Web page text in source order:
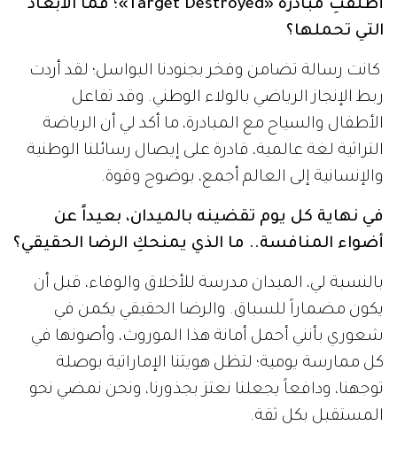
أطلقتِ مبادرة «Target Destroyed»؛ فما الأبعاد
التي تحملها؟
كانت رسالة تضامن وفخر بجنودنا البواسل؛ لقد أردت
ربط الإنجاز الرياضي بالولاء الوطني. وقد تفاعل
الأطفال والسياح مع المبادرة، ما أكد لي أن الرياضة
التراثية لغة عالمية، قادرة على إيصال رسائلنا الوطنية
والإنسانية إلى العالم أجمع، بوضوح وقوة.
في نهاية كل يوم تقضينه بالميدان، بعيداً عن
أضواء المنافسة.. ما الذي يمنحكِ الرضا الحقيقي؟
بالنسبة لي، الميدان مدرسة للأخلاق والوفاء، قبل أن
يكون مضماراً للسباق. والرضا الحقيقي يكمن في
شعوري بأنني أحمل أمانة هذا الموروث، وأصونها في
كل ممارسة يومية؛ لتظل هويتنا الإماراتية بوصلة
توجهنا، ودافعاً يجعلنا نعتز بجذورنا، ونحن نمضي نحو
المستقبل بكل ثقة.